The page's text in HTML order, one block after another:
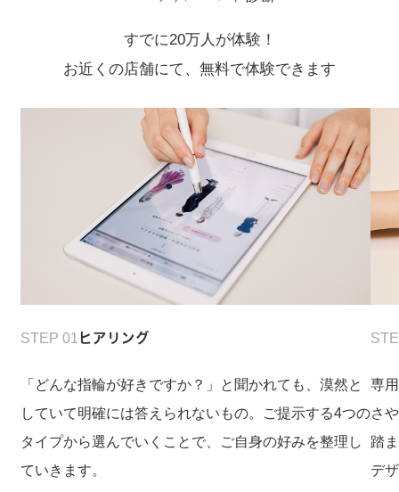
すでに20万人が体験！
お近くの店舗にて、無料で体験できます
STEP 01 ヒアリング
「どんな指輪が好きですか？」と聞かれても、漠然と
していて明確には答えられないもの。ご提示する4つの
タイプから選んでいくことで、ご自身の好みを整理し
ていきます。
専
さ
踏
デ